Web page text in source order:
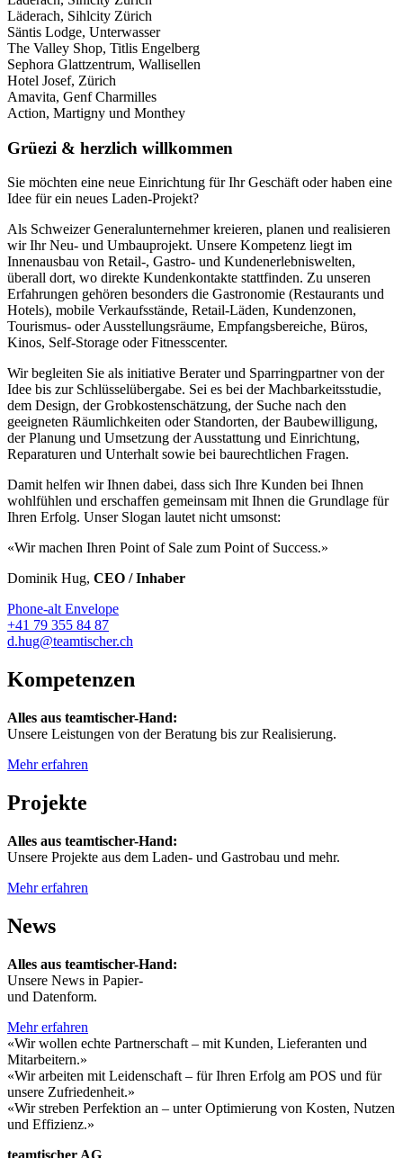
Läderach, Sihlcity Zürich
Säntis Lodge, Unterwasser
The Valley Shop, Titlis Engelberg
Sephora Glattzentrum, Wallisellen
Hotel Josef, Zürich
Amavita, Genf Charmilles
Action, Martigny und Monthey
Grüezi & herzlich willkommen
Sie möchten eine neue Einrichtung für Ihr Geschäft oder haben eine
Idee für ein neues Laden-Projekt?
Als Schweizer Generalunternehmer kreieren, planen und realisieren
wir Ihr Neu- und Umbauprojekt. Unsere Kompetenz liegt im
Innenausbau von Retail-, Gastro- und Kundenerlebniswelten,
überall dort, wo direkte Kundenkontakte stattfinden. Zu unseren
Erfahrungen gehören besonders die Gastronomie (Restaurants und
Hotels), mobile Verkaufsstände, Retail-Läden, Kundenzonen,
Tourismus- oder Ausstellungsräume, Empfangsbereiche, Büros,
Kinos, Self-Storage oder Fitnesscenter.
Wir begleiten Sie als initiative Berater und Sparringpartner von der
Idee bis zur Schlüsselübergabe. Sei es bei der Machbarkeitsstudie,
dem Design, der Grobkostenschätzung, der Suche nach den
geeigneten Räumlichkeiten oder Standorten, der Baubewilligung,
der Planung und Umsetzung der Ausstattung und Einrichtung,
Reparaturen und Unterhalt sowie bei baurechtlichen Fragen.
Damit helfen wir Ihnen dabei, dass sich Ihre Kunden bei Ihnen
wohlfühlen und erschaffen gemeinsam mit Ihnen die Grundlage für
Ihren Erfolg. Unser Slogan lautet nicht umsonst:
«Wir machen Ihren Point of Sale zum Point of Success.»
Dominik Hug, CEO / Inhaber
Phone-alt Envelope
+41 79 355 84 87
d.hug@teamtischer.ch
Kompetenzen
Alles aus teamtischer-Hand:
Unsere Leistungen von der Beratung bis zur Realisierung.
Mehr erfahren
Projekte
Alles aus teamtischer-Hand:
Unsere Projekte aus dem Laden- und Gastrobau und mehr.
Mehr erfahren
News
Alles aus teamtischer-Hand:
Unsere News in Papier-
und Datenform.
Mehr erfahren
«Wir wollen echte Partnerschaft – mit Kunden, Lieferanten und
Mitarbeitern.»
«Wir arbeiten mit Leidenschaft – für Ihren Erfolg am POS und für
unsere Zufriedenheit.»
«Wir streben Perfektion an – unter Optimierung von Kosten, Nutzen
und Effizienz.»
teamtischer AG